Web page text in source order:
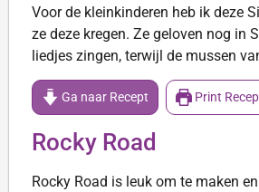
Voor de kleinkinderen heb ik deze
ze deze kregen. Ze geloven nog in
liedjes zingen, terwijl de mussen
Ga naar Recept Print
Rocky Road
Rocky Road is leuk om te maken